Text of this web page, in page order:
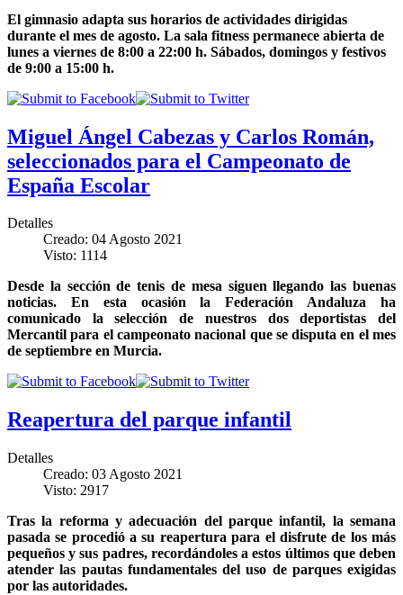
El gimnasio adapta sus horarios de actividades dirigidas
durante el mes de agosto. La sala fitness permanece abierta de
lunes a viernes de 8:00 a 22:00 h. Sábados, domingos y festivos
de 9:00 a 15:00 h.
Miguel Ángel Cabezas y Carlos Román,
seleccionados para el Campeonato de
España Escolar
Detalles
Creado: 04 Agosto 2021
Visto: 1114
Desde la sección de tenis de mesa siguen llegando las buenas
noticias. En esta ocasión la Federación Andaluza ha
comunicado la selección de nuestros dos deportistas del
Mercantil para el campeonato nacional que se disputa en el mes
de septiembre en Murcia.
Reapertura del parque infantil
Detalles
Creado: 03 Agosto 2021
Visto: 2917
Tras la reforma y adecuación del parque infantil, la semana
pasada se procedió a su reapertura para el disfrute de los más
pequeños y sus padres, recordándoles a estos últimos que deben
atender las pautas fundamentales del uso de parques exigidas
por las autoridades.